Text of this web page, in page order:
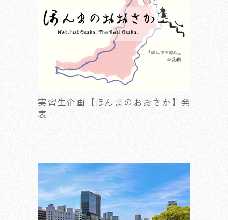
実習生企画【ほんまのおおさか】発
表